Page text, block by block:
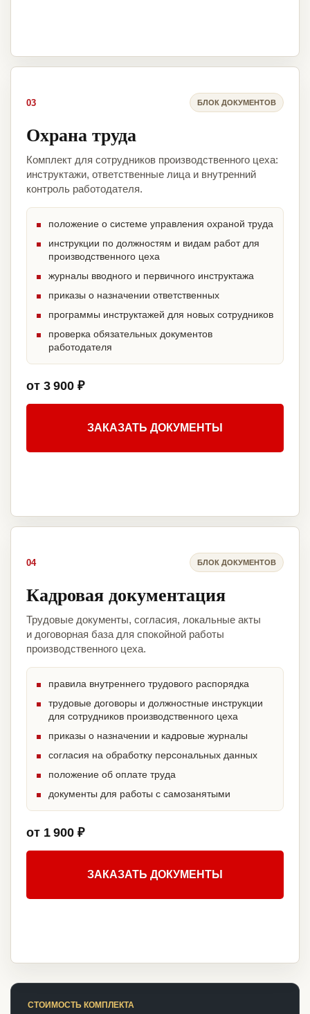
03 БЛОК ДОКУМЕНТОВ
Охрана труда
Комплект для сотрудников производственного цеха:
инструктажи, ответственные лица и внутренний
контроль работодателя.
положение о системе управления охраной труда
инструкции по должностям и видам работ для
производственного цеха
журналы вводного и первичного инструктажа
приказы о назначении ответственных
программы инструктажей для новых сотрудников
проверка обязательных документов
работодателя
от 3 900 ₽
ЗАКАЗАТЬ ДОКУМЕНТЫ
04 БЛОК ДОКУМЕНТОВ
Кадровая документация
Трудовые документы, согласия, локальные акты
и договорная база для спокойной работы
производственного цеха.
правила внутреннего трудового распорядка
трудовые договоры и должностные инструкции
для сотрудников производственного цеха
приказы о назначении и кадровые журналы
согласия на обработку персональных данных
положение об оплате труда
документы для работы с самозанятыми
от 1 900 ₽
ЗАКАЗАТЬ ДОКУМЕНТЫ
СТОИМОСТЬ КОМПЛЕКТА